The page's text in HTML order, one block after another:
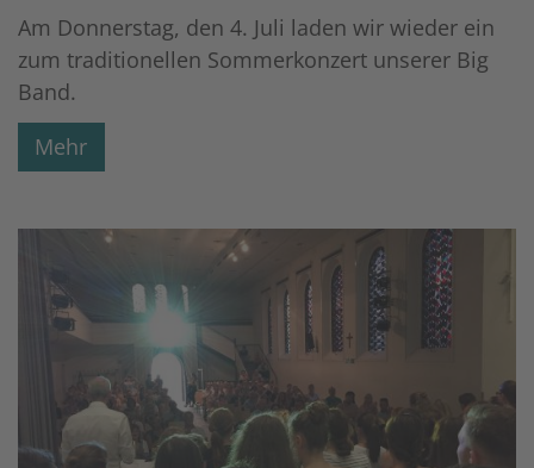
Am Donnerstag, den 4. Juli laden wir wieder ein
zum traditionellen Sommerkonzert unserer Big
Band.
Mehr